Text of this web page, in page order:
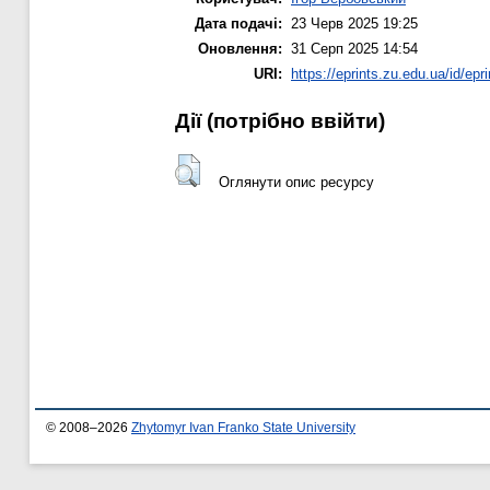
Дата подачі: 23 Черв 2025 19:25
Оновлення: 31 Серп 2025 14:54
URI:
https://eprints.zu.edu.ua/id/
Дії ​​(потрібно ввійти)
Оглянути опис ресурсу
© 2008–2026 Zhytomyr Ivan Franko State University